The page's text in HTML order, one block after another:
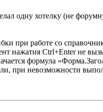
одну хотелку (не
при работе со
нажатия Ctrl+Enter не
формула
при невозможности